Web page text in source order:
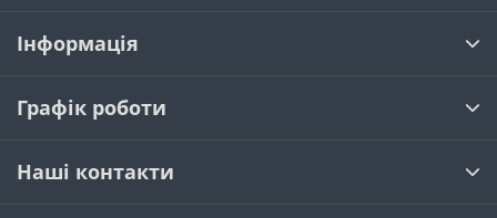
Інформація
Графік роботи
Наші контакти